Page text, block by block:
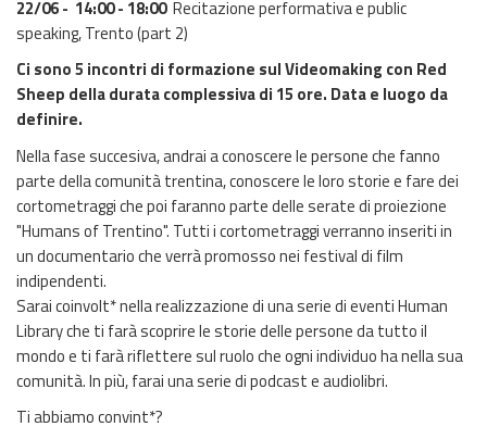
22/06 - 14:00 - 18:00Recitazione performativa e public
speaking, Trento (part 2)
Ci sono 5 incontri di formazione sul Videomaking con Red
Sheep della durata complessiva di 15 ore. Data e luogo da
definire.
Nella fase succesiva, andrai a conoscere le persone che fanno
parte della comunità trentina, conoscere le loro storie e fare dei
cortometraggi che poi faranno parte delle serate di proiezione
"Humans of Trentino". Tutti i cortometraggi verranno inseriti in
un documentario che verrà promosso nei festival di film
indipendenti.
Sarai coinvolt* nella realizzazione di una serie di eventi Human
Library che ti farà scoprire le storie delle persone da tutto il
mondo e ti farà riflettere sul ruolo che ogni individuo ha nella sua
comunità. In più, farai una serie di podcast e audiolibri.
Ti abbiamo convint*?